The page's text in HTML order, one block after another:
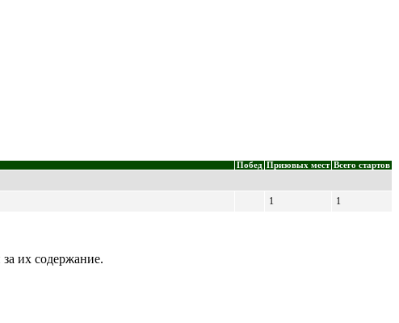
Побед Призовых мест Всего стартов
1 1
их содержание.